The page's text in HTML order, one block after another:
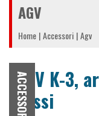
AGV
Home Accessori Agv
ACCESSORI
AGV K-3,
Rossi